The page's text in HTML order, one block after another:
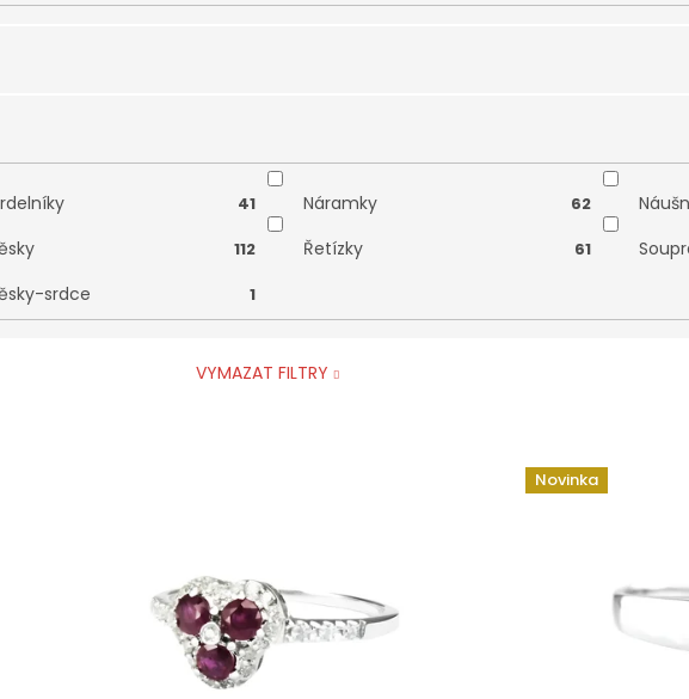
41 Náramky 62
112 Řetízky 61
srdce 1
VYMAZAT FILTRY
Novinka